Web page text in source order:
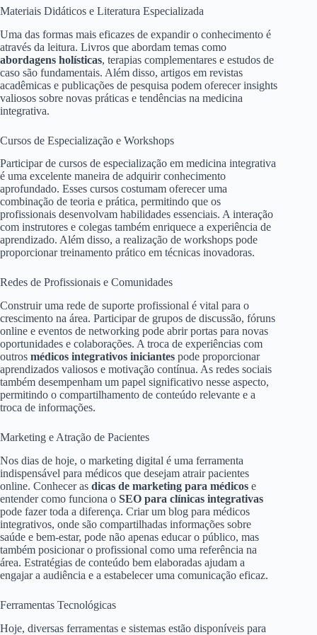
Materiais Didáticos e Literatura Especializada
Uma das formas mais eficazes de expandir o conhecimento é
através da leitura. Livros que abordam temas como
abordagens holísticas, terapias complementares e estudos de
caso são fundamentais. Além disso, artigos em revistas
acadêmicas e publicações de pesquisa podem oferecer insights
valiosos sobre novas práticas e tendências na medicina
integrativa.
Cursos de Especialização e Workshops
Participar de cursos de especialização em medicina integrativa
é uma excelente maneira de adquirir conhecimento
aprofundado. Esses cursos costumam oferecer uma
combinação de teoria e prática, permitindo que os
profissionais desenvolvam habilidades essenciais. A interação
com instrutores e colegas também enriquece a experiência de
aprendizado. Além disso, a realização de workshops pode
proporcionar treinamento prático em técnicas inovadoras.
Redes de Profissionais e Comunidades
Construir uma rede de suporte profissional é vital para o
crescimento na área. Participar de grupos de discussão, fóruns
online e eventos de networking pode abrir portas para novas
oportunidades e colaborações. A troca de experiências com
outros médicos integrativos iniciantes pode proporcionar
aprendizados valiosos e motivação contínua. As redes sociais
também desempenham um papel significativo nesse aspecto,
permitindo o compartilhamento de conteúdo relevante e a
troca de informações.
Marketing e Atração de Pacientes
Nos dias de hoje, o marketing digital é uma ferramenta
indispensável para médicos que desejam atrair pacientes
online. Conhecer as dicas de marketing para médicos e
entender como funciona o SEO para clínicas integrativas
pode fazer toda a diferença. Criar um blog para médicos
integrativos, onde são compartilhadas informações sobre
saúde e bem-estar, pode não apenas educar o público, mas
também posicionar o profissional como uma referência na
área. Estratégias de conteúdo bem elaboradas ajudam a
engajar a audiência e a estabelecer uma comunicação eficaz.
Ferramentas Tecnológicas
Hoje, diversas ferramentas e sistemas estão disponíveis para